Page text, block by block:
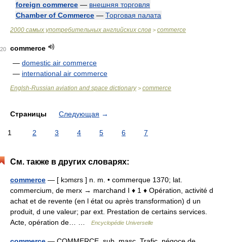
foreign commerce — внешняя торговля
Chamber of Commerce — Торговая палата
2000 самых употребительных английских слов > commerce
20
commerce
— domestic air commerce
— international air commerce
Englsh-Russian aviation and space dictionary> commerce
Страницы Следующая →
1 2 3 4 5 6 7
См. также в других словарях:
commerce — [ kɔmɛrs ] n. m. • commerque 1370; lat.
commercium, de merx → marchand I ♦ 1 ♦ Opération, activité d
achat et de revente (en l état ou après transformation) d un
produit, d une valeur; par ext. Prestation de certains services.
Acte, opération de… …
Encyclopédie Universelle